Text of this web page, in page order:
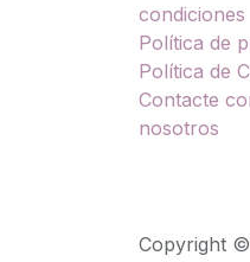
condiciones
Política de
Política de
Contacte
nosotros
Copyright ©